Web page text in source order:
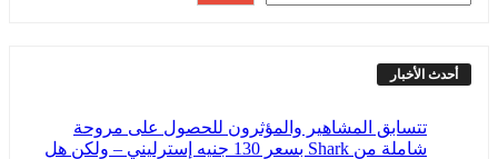
أحدث الأخبار
تتسابق المشاهير والمؤثرون للحصول على مروحة
شاملة من Shark بسعر 130 جنيه إسترليني – ولكن هل